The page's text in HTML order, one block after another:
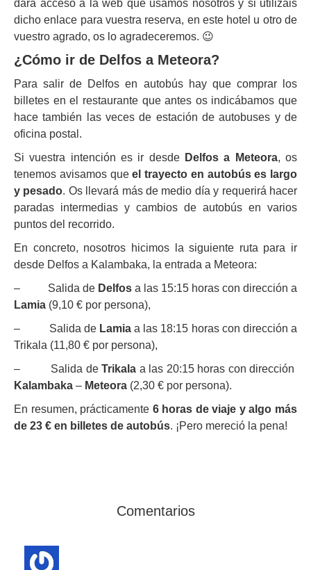
dará acceso a la web que usamos nosotros y si utilizáis
dicho enlace para vuestra reserva, en este hotel u otro de
vuestro agrado, os lo agradeceremos. 😉
¿Cómo ir de Delfos a Meteora?
Para salir de Delfos en autobús hay que comprar los
billetes en el restaurante que antes os indicábamos que
hace también las veces de estación de autobuses y de
oficina postal.
Si vuestra intención es ir desde Delfos a Meteora, os
tenemos avisamos queel trayecto en autobús es largo
y pesado. Os llevará más de medio día y requerirá hacer
paradas intermedias y cambios de autobús en varios
puntos del recorrido.
En concreto, nosotros hicimos la siguiente ruta para ir
desde Delfos a Kalambaka, la entrada a Meteora:
– Salida de Delfos a las 15:15 horas con dirección a
Lamia (9,10 € por persona),
– Salida de Lamiaa las 18:15 horas con dirección a
Trikala (11,80 € por persona),
– Salida deTrikala a las 20:15 horas con dirección
Kalambaka – Meteora (2,30 € por persona).
En resumen, prácticamente 6 horas de viaje y algo más
de 23 € en billetes de autobús. ¡Pero mereció la pena!
Comentarios